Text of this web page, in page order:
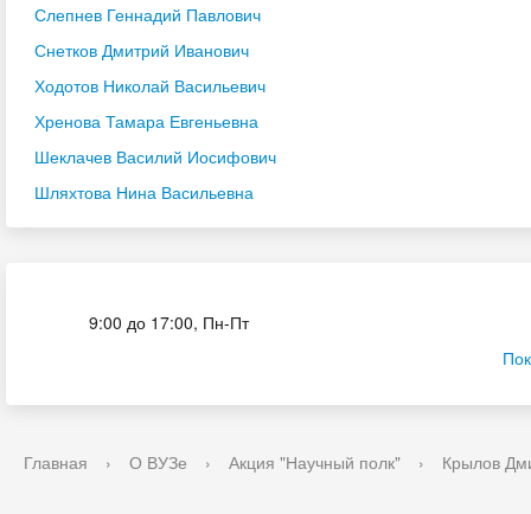
Слепнев Геннадий Павлович
Снетков Дмитрий Иванович
Ходотов Николай Васильевич
Хренова Тамара Евгеньевна
Шеклачев Василий Иосифович
Шляхтова Нина Васильевна
9:00 до 17:00, Пн-Пт
Главная › О ВУЗе › Акция "Научный полк" › Крылов